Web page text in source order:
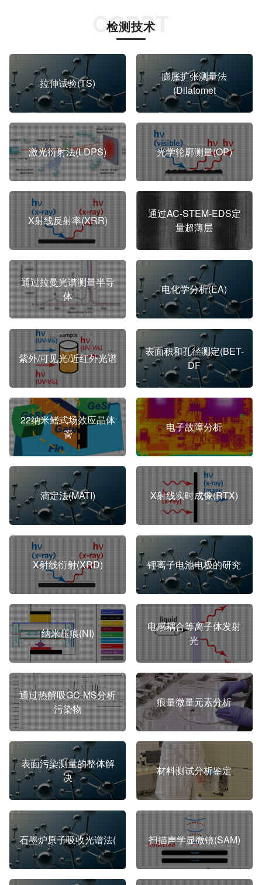
检测技术
拉伸试验(TS)
膨胀扩张测量法
(Dilatomet
激光衍射法(LDPS) 光学轮廓测量(OP)
X射线反射率(XRR)
通过AC-STEM-EDS定
量超薄层
通过拉曼光谱测量半导
体
电化学分析(EA)
紫外/可见光/近红外光谱
表面积和孔径测定(BET-
DF
22纳米鳍式场效应晶体
管
电子故障分析
滴定法(MATI) X射线实时成像(RTX)
X射线衍射(XRD) 锂离子电池电极的研究
纳米压痕(NI)
电感耦合等离子体发射
光
通过热解吸GC-MS分析
污染物
痕量微量元素分析
表面污染测量的整体解
决
材料测试分析鉴定
石墨炉原子吸收光谱法( 扫描声学显微镜(SAM)